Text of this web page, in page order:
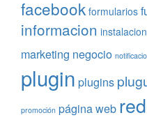
facebook formularios
informacion instalacion
marketing negocio
plugin plugins
promoción página web